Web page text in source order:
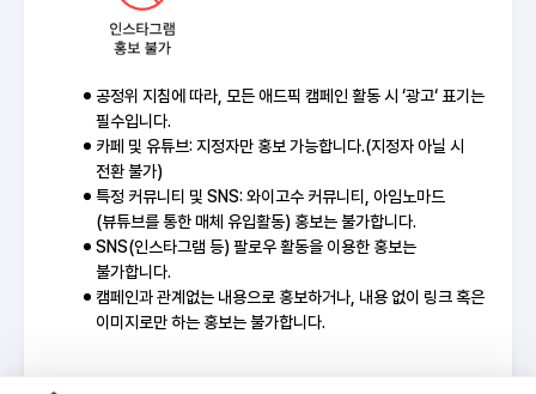
공정위 지침에 따라, 모든 애드픽 캠페인 활동 시 ‘광고‘ 표기는
필수입니다.
카페 및 유튜브: 지정자만 홍보 가능합니다.(지정자 아닐 시
전환 불가)
특정 커뮤니티 및 SNS: 와이고수 커뮤니티, 아임노마드
(뷰튜브를 통한 매체 유입활동) 홍보는 불가합니다.
SNS(인스타그램 등) 팔로우 활동을 이용한 홍보는
불가합니다.
캠페인과 관계없는 내용으로 홍보하거나, 내용 없이 링크 혹은
이미지로만 하는 홍보는 불가합니다.